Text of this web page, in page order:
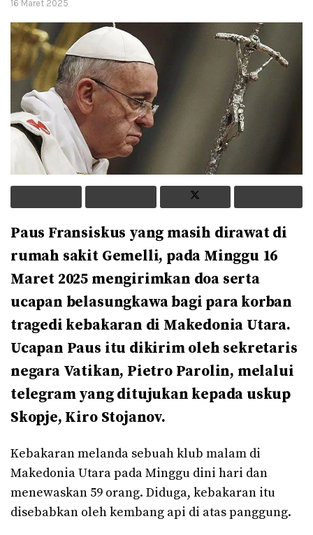
16 Maret 2025
Paus Fransiskus yang masih dirawat di
rumah sakit Gemelli, pada Minggu 16
Maret 2025 mengirimkan doa serta
ucapan belasungkawa bagi para korban
tragedi kebakaran di Makedonia Utara.
Ucapan Paus itu dikirim oleh sekretaris
negara Vatikan, Pietro Parolin, melalui
telegram yang ditujukan kepada uskup
Skopje, Kiro Stojanov.
Kebakaran melanda sebuah klub malam di
Makedonia Utara pada Minggu dini hari dan
menewaskan 59 orang. Diduga, kebakaran itu
disebabkan oleh kembang api di atas panggung.